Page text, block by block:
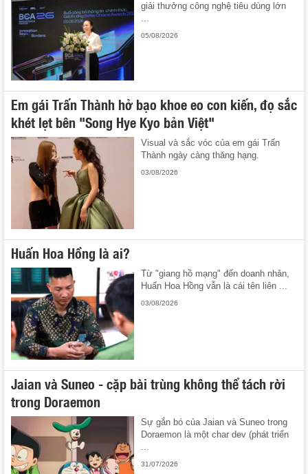
giải thưởng công nghệ tiêu dùng lớn
...
05/08/2026
Em gái Trấn Thành hở bạo khoe eo con kiến, đọ sắc
khét lẹt bên "Song Hye Kyo bản Việt"
Visual và sắc vóc của em gái Trấn
Thành ngày càng thăng hạng.
03/08/2026
Huấn Hoa Hồng là ai?
Từ "giang hồ mạng" đến doanh nhân,
Huấn Hoa Hồng vẫn là cái tên liên ...
03/08/2026
Jaian và Suneo - cặp bài trùng không thể tách rời
trong Doraemon
Sự gắn bó của Jaian và Suneo trong
Doraemon là một char dev (phát triển
...
31/07/2026